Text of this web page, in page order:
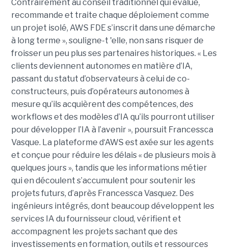
Contrairement au conseil traditionnel qui évalue,
recommande et traite chaque déploiement comme
un projet isolé, AWS FDE s’inscrit dans une démarche
à long terme », souligne-t 'elle, non sans risquer de
froisser un peu plus ses partenaires historiques. « Les
clients deviennent autonomes en matière d’IA,
passant du statut d’observateurs à celui de co-
constructeurs, puis d’opérateurs autonomes à
mesure qu’ils acquièrent des compétences, des
workflows et des modèles d’IA qu’ils pourront utiliser
pour développer l’IA à l’avenir », poursuit Francessca
Vasque. La plateforme d‘AWS est axée sur les agents
et conçue pour réduire les délais « de plusieurs mois à
quelques jours », tandis que les informations métier
qui en découlent s’accumulent pour soutenir les
projets futurs, d’après Francessca Vasquez. Des
ingénieurs intégrés, dont beaucoup développent les
services IA du fournisseur cloud, vérifient et
accompagnent les projets sachant que des
investissements en formation, outils et ressources